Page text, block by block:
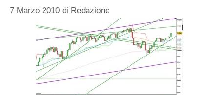
7 Marzo 2010 di Redazione